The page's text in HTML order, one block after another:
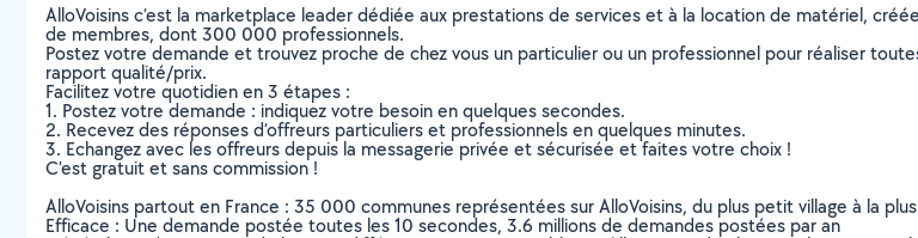
AlloVoisins c’est la marketplace leader dédiée aux prestations de services et à la location de matériel,
de membres, dont 300 000 professionnels.
Postez votre demande et trouvez proche de chez vous un particulier ou un professionnel pour réaliser
rapport qualité/prix.
Facilitez votre quotidien en 3 étapes :
1. Postez votre demande : indiquez votre besoin en quelques secondes.
2. Recevez des réponses d’offreurs particuliers et professionnels en quelques minutes.
3. Echangez avec les offreurs depuis la messagerie privée et sécurisée et faites votre choix !
C’est gratuit et sans commission !
AlloVoisins partout en France : 35 000 communes représentées sur AlloVoisins, du plus petit village à la
Efficace : Une demande postée toutes les 10 secondes, 3.6 millions de demandes postées par an